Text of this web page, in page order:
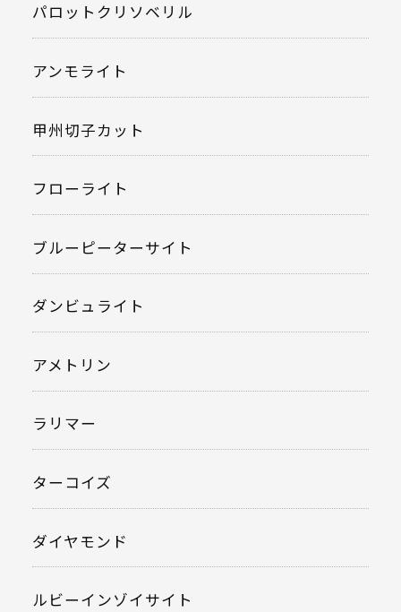
パロットクリソベリル
アンモライト
甲州切子カット
フローライト
ブルーピーターサイト
ダンビュライト
アメトリン
ラリマー
ターコイズ
ダイヤモンド
ルビーインゾイサイト